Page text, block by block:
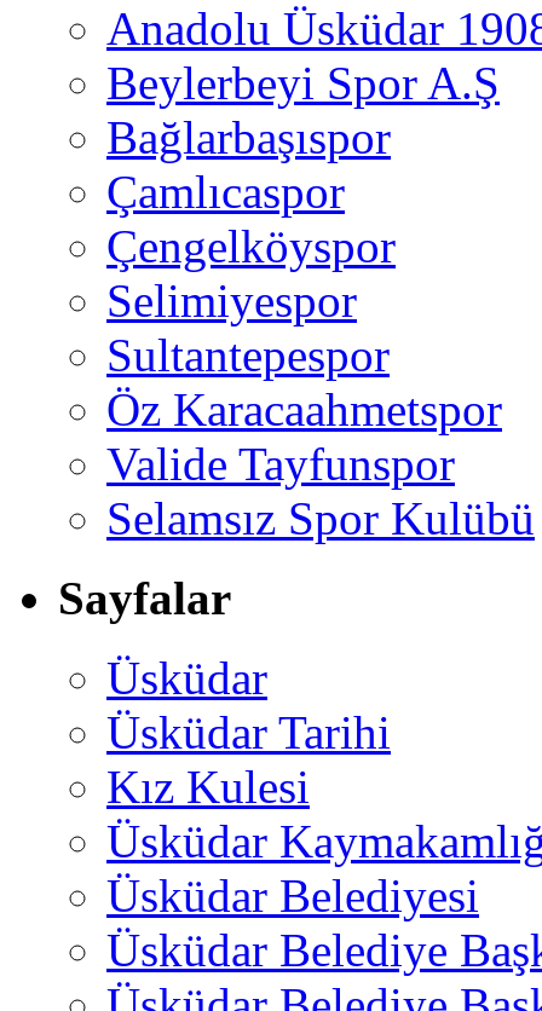
Anadolu Üsküdar
Beylerbeyi Spor A.Ş
Bağlarbaşıspor
Çamlıcaspor
Çengelköyspor
Selimiyespor
Sultantepespor
Öz Karacaahmetspor
Valide Tayfunspor
Selamsız Spor Kulübü
Sayfalar
Üsküdar
Üsküdar Tarihi
Kız Kulesi
Üsküdar
Üsküdar Belediyesi
Üsküdar Belediye